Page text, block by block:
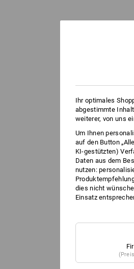
Ihr optimales
abgestimmte
weiterer, von uns
Um Ihnen
auf den Button
KI-gestützten)
Daten aus dem
nutzen:
dies nicht
Einsatz